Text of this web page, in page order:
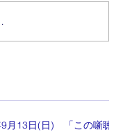
月13日(日) 「この噺聴